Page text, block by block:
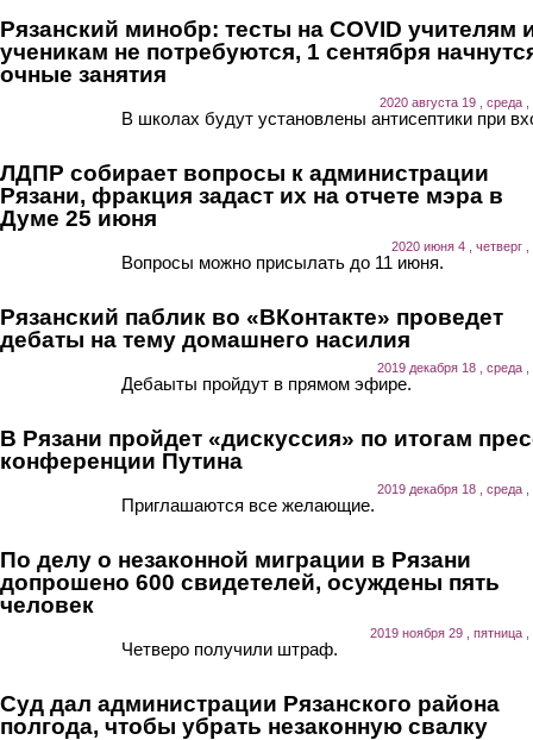
Рязанский минобр: тесты на COVID учителям
ученикам не потребуются, 1 сентября
очные занятия
2020 августа 19 , среда ,
В школах будут установлены антисептики при
ЛДПР собирает вопросы к администрации
Рязани, фракция задаст их на отчете мэра в
Думе 25 июня
2020 июня 4 , четверг ,
Вопросы можно присылать до 11 июня.
Рязанский паблик во «ВКонтакте» проведет
дебаты на тему домашнего насилия
2019 декабря 18 , среда ,
Дебаыты пройдут в прямом эфире.
В Рязани пройдет «дискуссия» по итогам
конференции Путина
2019 декабря 18 , среда ,
Приглашаются все желающие.
По делу о незаконной миграции в Рязани
допрошено 600 свидетелей, осуждены пять
человек
2019 ноября 29 , пятница ,
Четверо получили штраф.
Суд дал администрации Рязанского района
полгода, чтобы убрать незаконную свалку